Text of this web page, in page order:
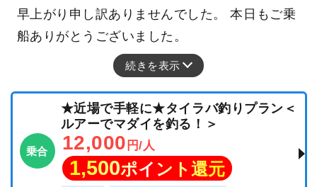
早上がり申し訳ありませんでした。 本日もご乗
船ありがとうございました。
続きを表示
乗合
★近場で手軽に★タイラバ釣りプラン＜
ルアーでマダイを釣る！＞
12,000 円/人
1,500ポイント還元